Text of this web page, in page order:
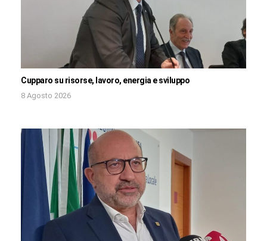
Cupparo su risorse, lavoro, energia e sviluppo
8 Agosto 2026